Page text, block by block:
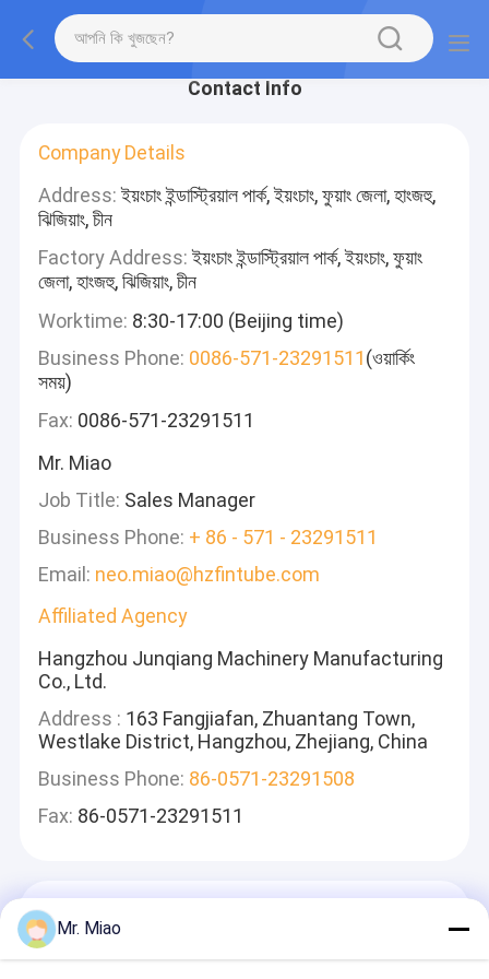
Contact Info
Company Details
Address:ইয়ংচাং ইন্ডাস্ট্রিয়াল পার্ক, ইয়ংচাং, ফুয়াং জেলা, হাংজহু,
ঝিজিয়াং, চীন
Factory Address:ইয়ংচাং ইন্ডাস্ট্রিয়াল পার্ক, ইয়ংচাং, ফুয়াং
জেলা, হাংজহু, ঝিজিয়াং, চীন
Worktime: 8:30-17:00 (Beijing time)
Business Phone: 0086-571-23291511(ওয়ার্কিং
সময়)
Fax: 0086-571-23291511
Mr. Miao
Job Title: Sales Manager
Business Phone: + 86 - 571 - 23291511
Email: neo.miao@hzfintube.com
Affiliated Agency
Hangzhou Junqiang Machinery Manufacturing
Co., Ltd.
Address : 163 Fangjiafan, Zhuantang Town,
Westlake District, Hangzhou, Zhejiang, China
Business Phone: 86-0571-23291508
Fax: 86-0571-23291511
Mr. Miao